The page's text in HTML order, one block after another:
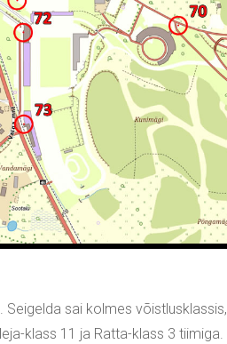
sai kolmes võistlusklassis,
klass 11 ja Ratta-klass 3 tiimiga.